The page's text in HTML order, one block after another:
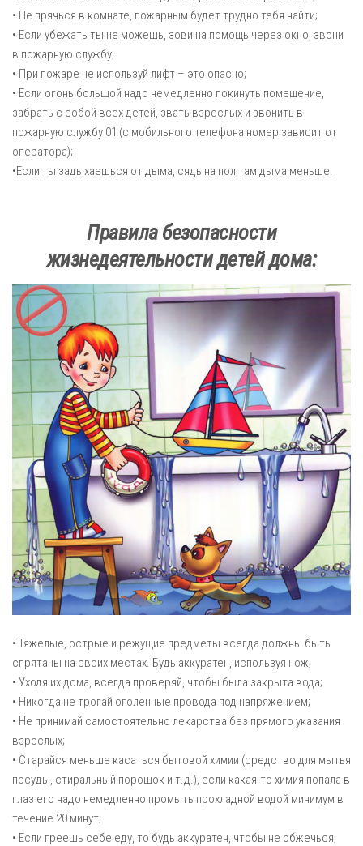
• Не прячься в комнате, пожарным будет трудно тебя найти;
• Если убежать ты не можешь, зови на помощь через окно, звони
в пожарную службу;
• При пожаре не используй лифт – это опасно;
• Если огонь большой надо немедленно покинуть помещение,
забрать с собой всех детей, звать взрослых и звонить в
пожарную службу 01 (с мобильного телефона номер зависит от
оператора);
•Если ты задыхаешься от дыма, сядь на пол там дыма меньше.
Правила безопасности
жизнедеятельности детей дома:
• Тяжелые, острые и режущие предметы всегда должны быть
спрятаны на своих местах. Будь аккуратен, используя нож;
• Уходя их дома, всегда проверяй, чтобы была закрыта вода;
• Никогда не трогай оголенные провода под напряжением;
• Не принимай самостоятельно лекарства без прямого указания
взрослых;
• Старайся меньше касаться бытовой химии (средство для мытья
посуды, стиральный порошок и т.д.), если какая-то химия попала в
глаз его надо немедленно промыть прохладной водой минимум в
течение 20 минут;
• Если греешь себе еду, то будь аккуратен, чтобы не обжечься;